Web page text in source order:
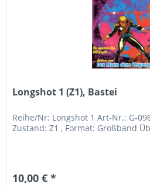
Longshot 1 (Z1), Bastei
Reihe/Nr: Longshot 1 Art-Nr.: G-
Zustand: Z1 , Format: Großband
10,00 € *